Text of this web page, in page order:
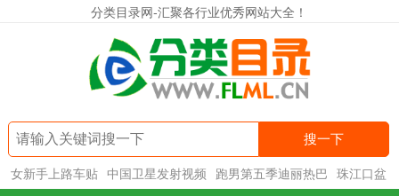
分类目录网-汇聚各行业优秀网站大全！
搜一下
女新手上路车贴 中国卫星发射视频 跑男第五季迪丽热巴 珠江口盆